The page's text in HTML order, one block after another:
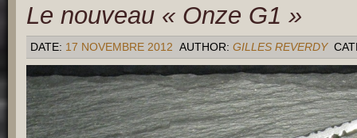
Le nouveau « Onze G1 »
DATE: 17 NOVEMBRE 2012 AUTHOR: GILLES REVERDY